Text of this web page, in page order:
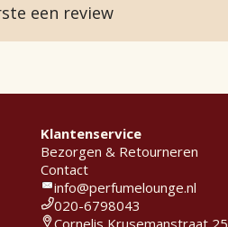
een review
Klantenservice
Bezorgen & Retourneren
Contact
info@perfumelounge.nl
020-6798043
Cornelis Krusemanstraat 25